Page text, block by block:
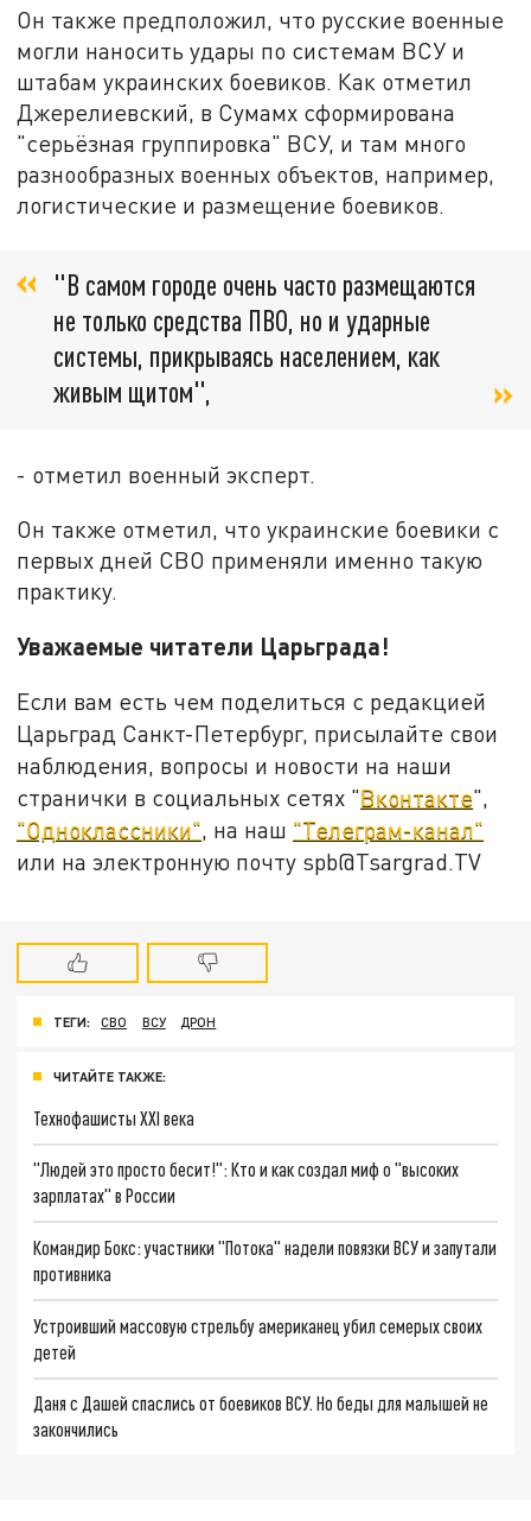
Он также предположил, что русские военные
могли наносить удары по системам ВСУ и
штабам украинских боевиков. Как отметил
Джерелиевский, в Сумамх сформирована
"серьёзная группировка" ВСУ, и там много
разнообразных военных объектов, например,
логистические и размещение боевиков.
"В самом городе очень часто размещаются
не только средства ПВО, но и ударные
системы, прикрываясь населением, как
живым щитом",
- отметил военный эксперт.
Он также отметил, что украинские боевики с
первых дней СВО применяли именно такую
практику.
Уважаемые читатели Царьграда!
Если вам есть чем поделиться с редакцией
Царьград Санкт-Петербург, присылайте свои
наблюдения, вопросы и новости на наши
странички в социальных сетях "Вконтакте",
"Одноклассники", на наш "Телеграм-канал"
или на электронную почту spb@Tsargrad.TV
ТЕГИ: СВО ВСУ ДРОН
ЧИТАЙТЕ ТАКЖЕ:
Технофашисты XXI века
"Людей это просто бесит!": Кто и как создал миф о "высоких
зарплатах" в России
Командир Бокс: участники "Потока" надели повязки ВСУ и запутали
противника
Устроивший массовую стрельбу американец убил семерых своих
детей
Даня с Дашей спаслись от боевиков ВСУ. Но беды для малышей не
закончились